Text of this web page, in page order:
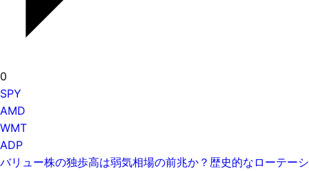
0
SPY
AMD
WMT
ADP
バリュー株の独歩高は弱気相場の前兆か？歴史的なローテーシ